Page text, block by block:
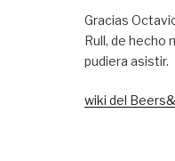
Gracias
Rull, de hecho
pudiera asistir.
wiki del